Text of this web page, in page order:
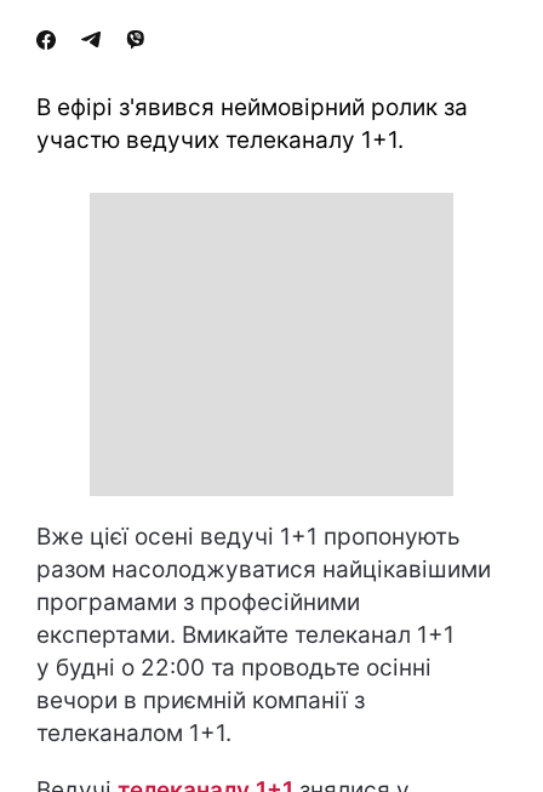
В ефірі з'явився неймовірний ролик за
участю ведучих телеканалу 1+1.
Вже цієї осені ведучі 1+1 пропонують
разом насолоджуватися найцікавішими
програмами з професійними
експертами. Вмикайте телеканал 1+1
у будні о 22:00 та проводьте осінні
вечори в приємній компанії з
телеканалом 1+1.